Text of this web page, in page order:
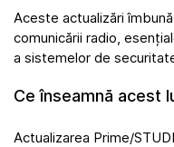
Aceste actualizări
comunicării radio,
a sistemelor de
Ce înseamnă acest
Actualizarea Prime/